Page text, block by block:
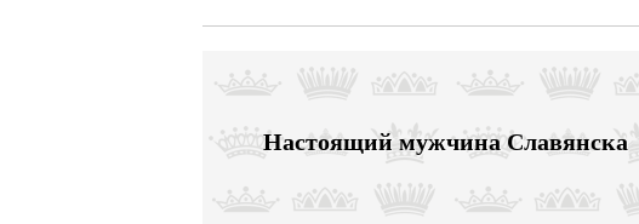
Настоящий мужчина Славянска